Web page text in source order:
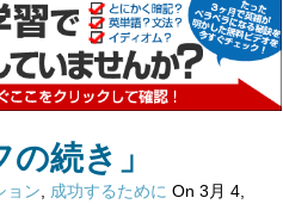
続き」
ョン 成功するために On 3月 4,